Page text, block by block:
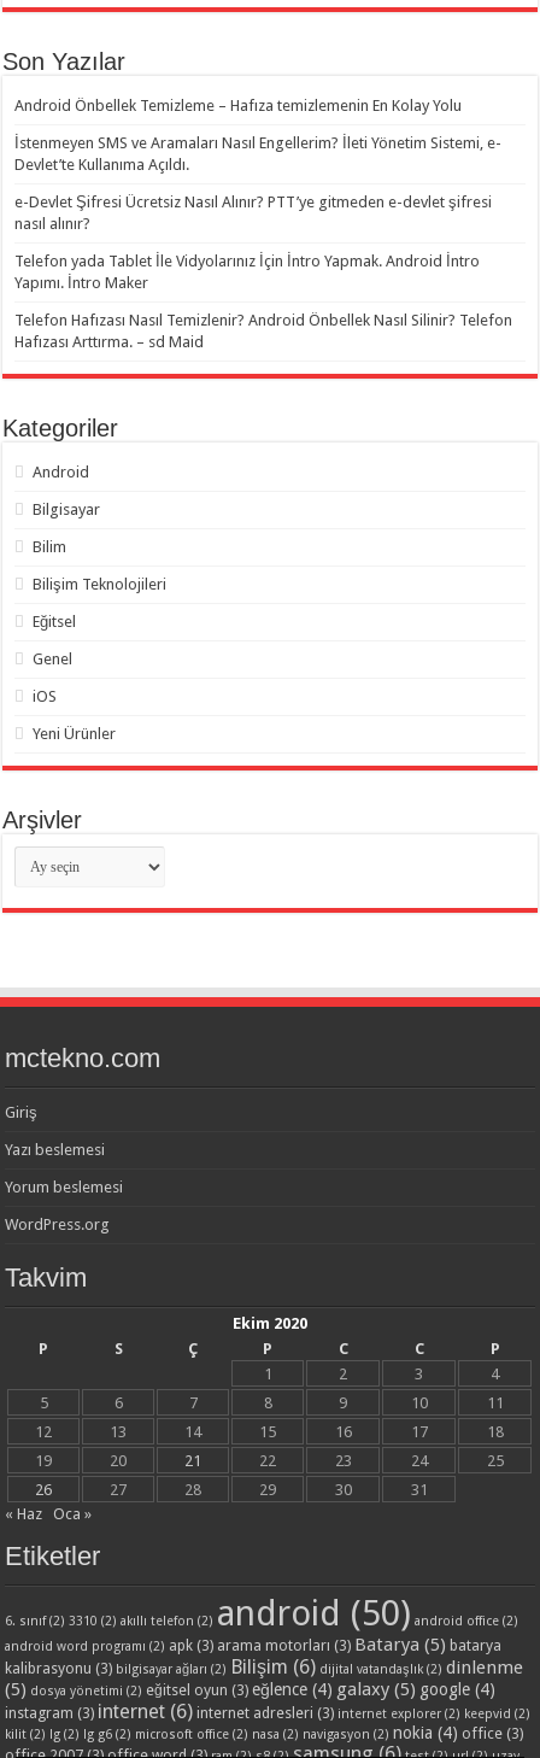
Son Yazılar
Android Önbellek Temizleme – Hafıza temizlemenin En Kolay Yolu
İstenmeyen SMS ve Aramaları Nasıl Engellerim? İleti Yönetim Sistemi, e-
Devlet’te Kullanıma Açıldı.
e-Devlet Şifresi Ücretsiz Nasıl Alınır? PTT’ye gitmeden e-devlet şifresi
nasıl alınır?
Telefon yada Tablet İle Vidyolarınız İçin İntro Yapmak. Android İntro
Yapımı. İntro Maker
Telefon Hafızası Nasıl Temizlenir? Android Önbellek Nasıl Silinir? Telefon
Hafızası Arttırma. – sd Maid
Kategoriler
Android
Bilgisayar
Bilim
Bilişim Teknolojileri
Eğitsel
Genel
iOS
Yeni Ürünler
Arşivler
Arşivler
mctekno.com
Giriş
Yazı beslemesi
Yorum beslemesi
WordPress.org
Takvim
Ekim 2020
P
S Ç P C C
P
1
2 3
4
5
6 7 8 9 10
11
12
13 14 15 16 17
18
19
20 21 22 23 24
25
26
27 28 29 30
31
« Haz
Oca »
Etiketler
6. sınıf(2) 3310 (2) akıllı telefon (2) android (50) android office (2)
android word programı (2) apk (3) arama motorları (3) Batarya (5) batarya
kalibrasyonu (3) bilgisayar ağları (2) Bilişim (6) dijital vatandaşlık (2) dinlenme
(5) dosya yönetimi (2) eğitsel oyun (3) eğlence (4) galaxy (5) google (4)
instagram (3) internet (6) internet adresleri (3) internet explorer (2) keepvid (2)
kilit (2) lg (2) lg g6 (2) microsoft office (2) nasa (2) navigasyon (2) nokia (4) office (3)